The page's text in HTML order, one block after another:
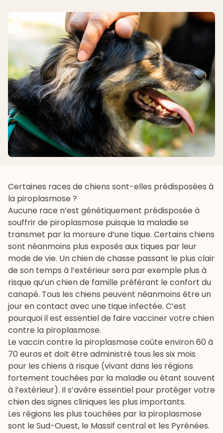
Certaines races de chiens sont-elles prédisposées à
la piroplasmose ?
Aucune race n’est génétiquement prédisposée à
souffrir de piroplasmose puisque la maladie se
transmet par la morsure d’une tique. Certains chiens
sont néanmoins plus exposés aux tiques par leur
mode de vie. Un chien de chasse passant le plus clair
de son temps à l’extérieur sera par exemple plus à
risque qu’un chien de famille préférant le confort du
canapé. Tous les chiens peuvent néanmoins être un
jour en contact avec une tique infectée. C’est
pourquoi il est essentiel de faire vacciner votre chien
contre la piroplasmose.
Le vaccin contre la piroplasmose coûte environ 60 à
70 euros et doit être administré tous les six mois
pour les chiens à risque (vivant dans les régions
fortement touchées par la maladie ou étant souvent
à l’extérieur). Il s’avère essentiel pour protéger votre
chien des signes cliniques les plus importants.
Les régions les plus touchées par la piroplasmose
sont le Sud-Ouest, le Massif central et les Pyrénées.